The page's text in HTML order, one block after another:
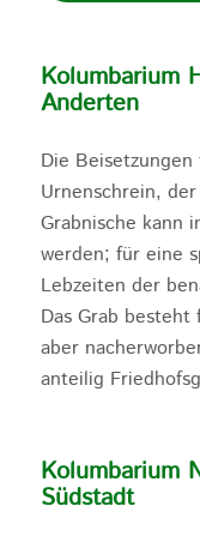
Kolumbarium
Anderten
Die
Urnenschrein,
Grabnische kann
werden; für eine
Lebzeiten der
Das Grab
aber
anteilig
Kolumbarium
Südstadt